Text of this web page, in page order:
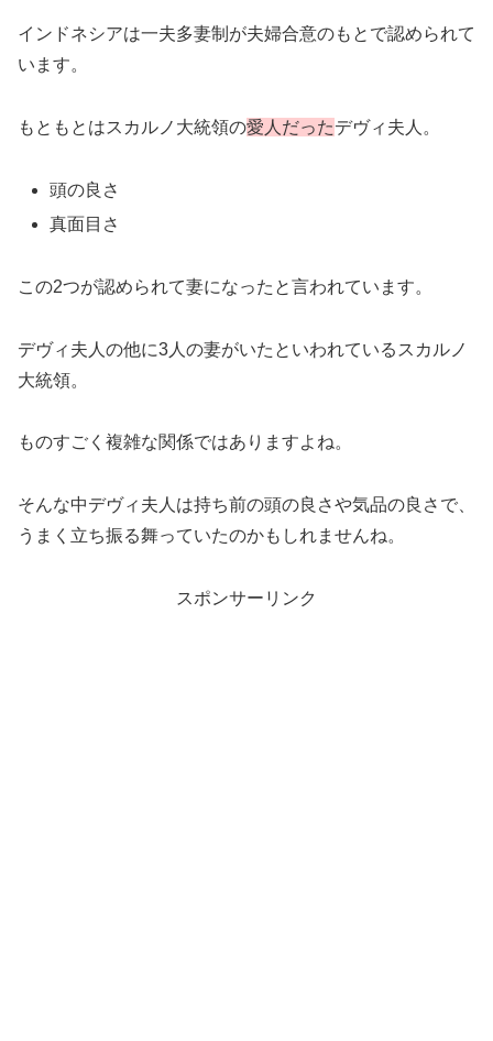
インドネシアは一夫多妻制が夫婦合意のもとで認められて
います。
もともとはスカルノ大統領の愛人だったデヴィ夫人。
頭の良さ
真面目さ
この2つが認められて妻になったと言われています。
デヴィ夫人の他に3人の妻がいたといわれているスカルノ
大統領。
ものすごく複雑な関係ではありますよね。
そんな中デヴィ夫人は持ち前の頭の良さや気品の良さで、
うまく立ち振る舞っていたのかもしれませんね。
スポンサーリンク